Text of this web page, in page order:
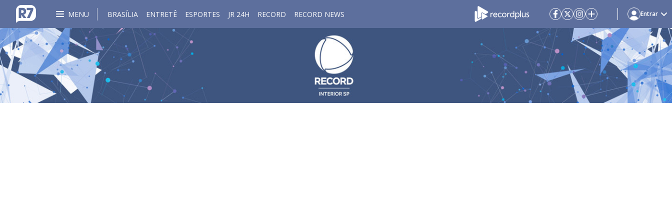
MENU BRASÍLIA ENTRETÊ ESPORTES JR 24H RECORD RECORD NEWS Entrar